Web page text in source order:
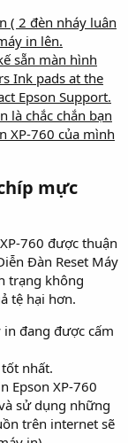
( 2 đèn nháy luân
in lên.
sẵn màn hình
Ink pads at the
Epson Support.
là chắc chắn bạn
XP-760 của mình
mực
760 được thuận
Đàn Reset Máy
trạng không
tệ hại hơn.
in đang được cấm
nhất.
Epson XP-760
sử dụng những
trên internet sẽ